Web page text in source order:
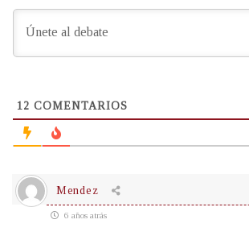
12 COMENTARIOS
Mendez
6 años atrás